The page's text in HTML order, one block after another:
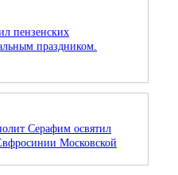
пензенских
праздником.
Серафим освятил
Московской